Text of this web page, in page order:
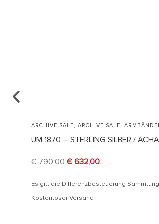
ARCHIVE SALE, ARCHIVE SALE,
UM 1870 – STERLING SILBER /
€790,00 € 632,00
Es gilt die Differenzbesteuerung
Kostenloser Versand